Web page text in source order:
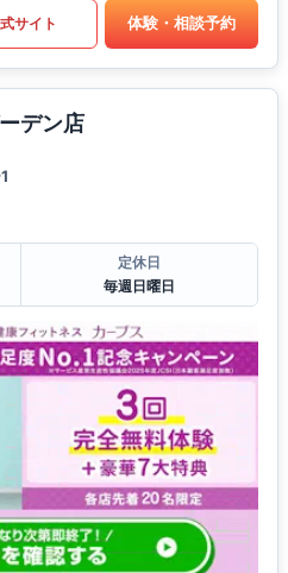
サイト 体験・相談予約
デン店
定休日
毎週日曜日